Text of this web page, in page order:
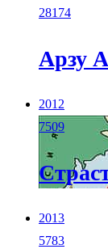
28174
Арзу
2012
7509
2013
5783